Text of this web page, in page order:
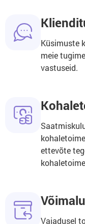
Küsimuste
meie
vastuseid.
ettevõte
Vajadusel